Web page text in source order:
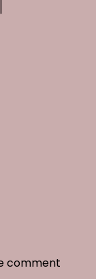
comment